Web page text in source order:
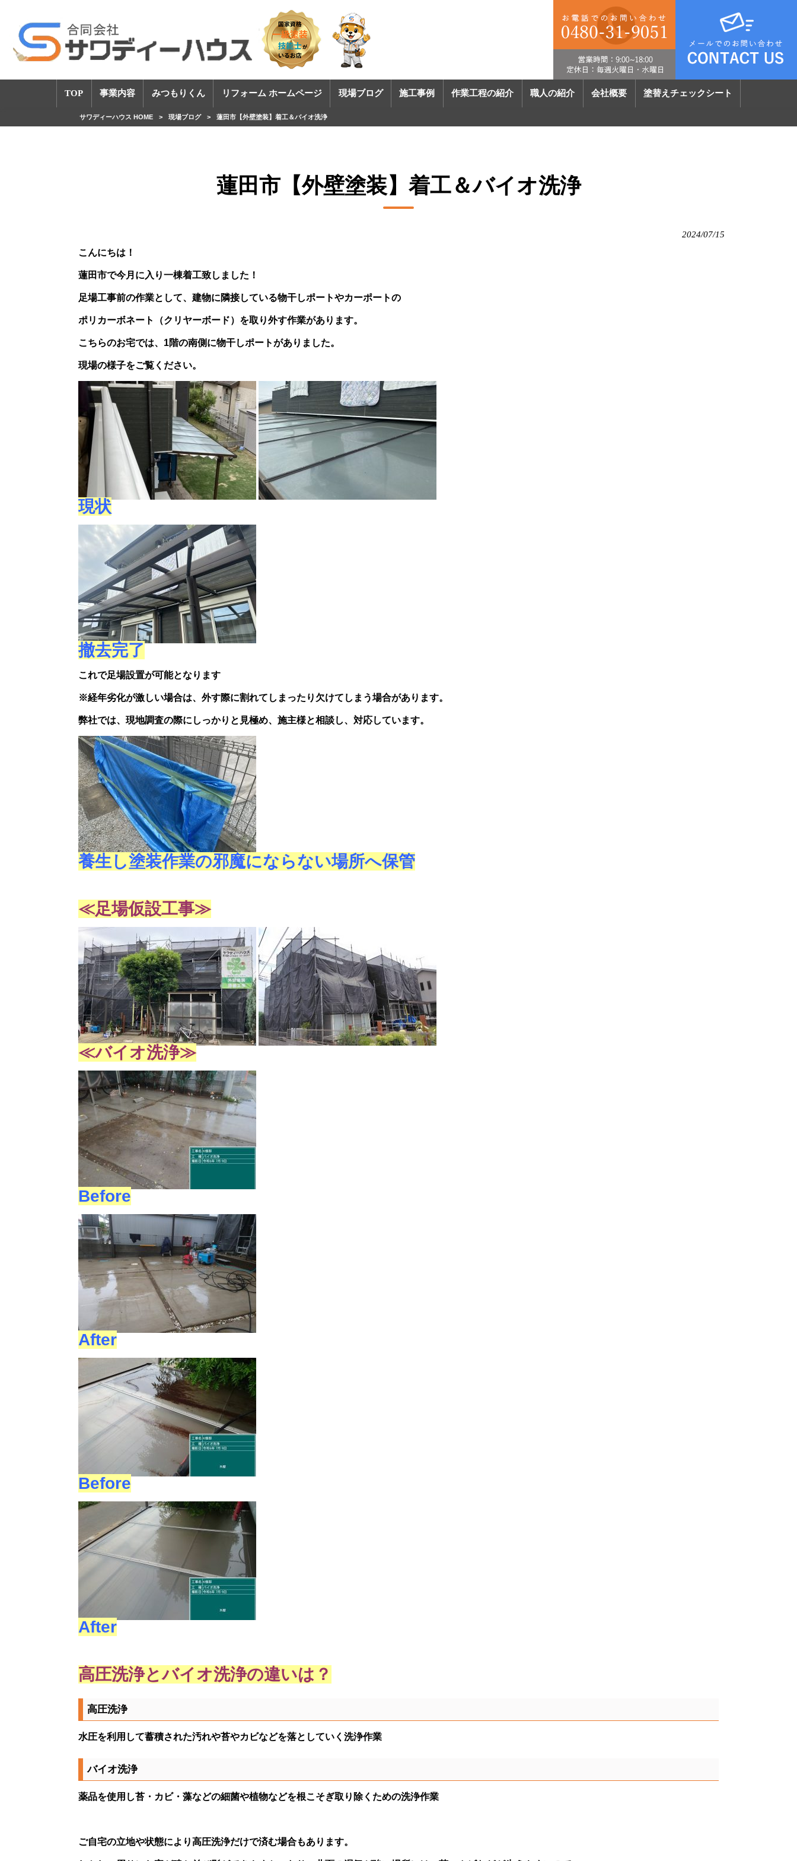
TOP 事業内容 みつもりくん リフォーム ホームページ 現場ブログ 施工事例 作業工程の紹介 職人の紹介 会社概要 塗替えチェックシート
サワディーハウス HOME > 現場ブログ > 蓮田市【外壁塗装】着工＆バイオ洗浄
蓮田市【外壁塗装】着工＆バイオ洗浄
2024/07/15
こんにちは！
蓮田市で今月に入り一棟着工致しました！
足場工事前の作業として、建物に隣接している物干しポートやカーポートの
ポリカーボネート（クリヤーボード）を取り外す作業があります。
こちらのお宅では、1階の南側に物干しポートがありました。
現場の様子をご覧ください。
現状
撤去完了
これで足場設置が可能となります
※経年劣化が激しい場合は、外す際に割れてしまったり欠けてしまう場合があります。
弊社では、現地調査の際にしっかりと見極め、施主様と相談し、対応しています。
養生し塗装作業の邪魔にならない場所へ保管
≪足場仮設工事≫
≪バイオ洗浄≫
Before
After
Before
After
高圧洗浄とバイオ洗浄の違いは？
高圧洗浄
水圧を利用して蓄積された汚れや苔やカビなどを落としていく洗浄作業
バイオ洗浄
薬品を使用し苔・カビ・藻などの細菌や植物などを根こそぎ取り除くための洗浄作業
ご自宅の立地や状態により高圧洗浄だけで済む場合もあります。